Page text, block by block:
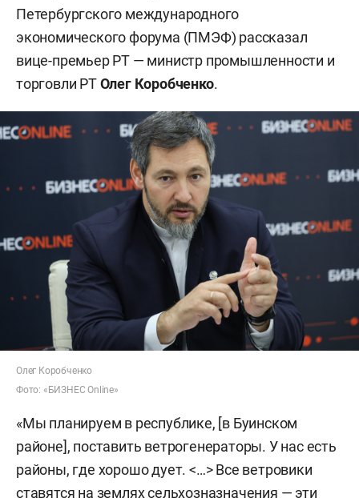
Петербургского международного
экономического форума (ПМЭФ) рассказал
вице-премьер РТ — министр промышленности и
торговли РТОлег Коробченко.
Олег Коробченко
Фото: «БИЗНЕС Online»
«Мы планируем в республике, [в Буинском
районе], поставить ветрогенераторы. У нас есть
районы, где хорошо дует. <…> Все ветровики
ставятся на землях сельхозназначения — эти